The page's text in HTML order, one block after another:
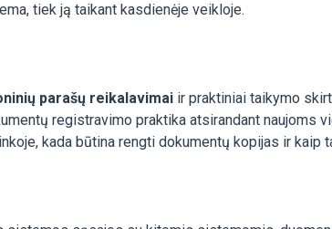
tiek ją taikant kasdienėje veikloje.
parašų reikalavimai ir praktiniai taikymo
registravimo praktika atsirandant naujoms
kada būtina rengti dokumentų kopijas ir kaip